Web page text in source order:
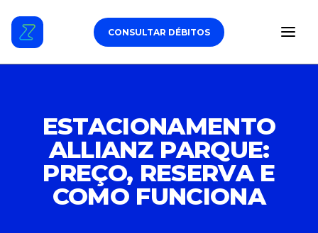
CONSULTAR DÉBITOS
DÉBITOS VEICULARES
TAG DE PEDÁGIO
ESTACIONAMENTO
ALLIANZ PARQUE:
PREÇO, RESERVA E
COMO FUNCIONA